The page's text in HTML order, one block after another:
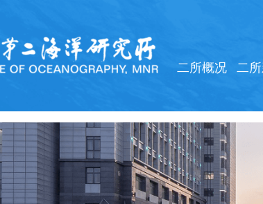
二所概况 二